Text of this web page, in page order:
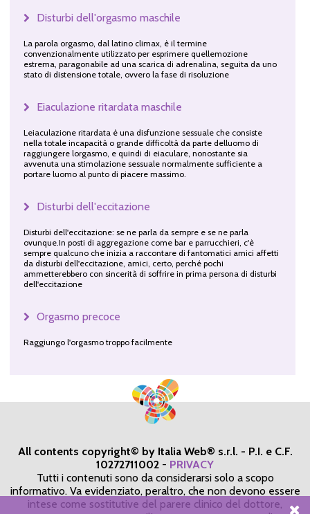
Disturbi dell'orgasmo maschile
La parola orgasmo, dal latino climax, è il termine
convenzionalmente utilizzato per esprimere quellemozione
estrema, paragonabile ad una scarica di adrenalina, seguita da uno
stato di distensione totale, ovvero la fase di risoluzione
Eiaculazione ritardata maschile
Leiaculazione ritardata è una disfunzione sessuale che consiste
nella totale incapacità o grande difficoltà da parte delluomo di
raggiungere lorgasmo, e quindi di eiaculare, nonostante sia
avvenuta una stimolazione sessuale normalmente sufficiente a
portare luomo al punto di piacere massimo.
Disturbi dell'eccitazione
Disturbi dell'eccitazione: se ne parla da sempre e se ne parla
ovunque.In posti di aggregazione come bar e parrucchieri, c'è
sempre qualcuno che inizia a raccontare di fantomatici amici affetti
da disturbi dell'eccitazione, amici, certo, perché pochi
ammetterebbero con sincerità di soffrire in prima persona di disturbi
dell'eccitazione
Orgasmo precoce
Raggiungo l'orgasmo troppo facilmente
All contents copyright© by Italia Web® s.r.l. - P.I. e C.F.
10272711002 - PRIVACY
Tutti i contenuti sono da considerarsi solo a scopo
informativo. Va evidenziato, peraltro, che non devono essere
intese come sostitutive del parere clinico del dottore,